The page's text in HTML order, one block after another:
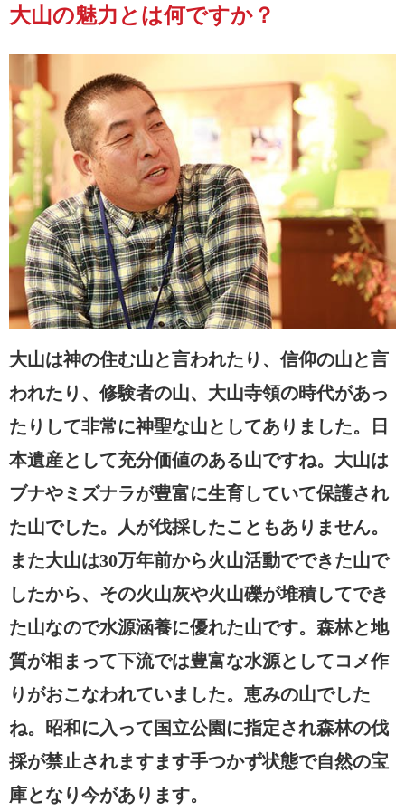
大山の魅力とは何ですか？
大山は神の住む山と言われたり、信仰の山と言
われたり、修験者の山、大山寺領の時代があっ
たりして非常に神聖な山としてありました。日
本遺産として充分価値のある山ですね。大山は
ブナやミズナラが豊富に生育していて保護され
た山でした。人が伐採したこともありません。
また大山は30万年前から火山活動でできた山で
したから、その火山灰や火山礫が堆積してでき
た山なので水源涵養に優れた山です。森林と地
質が相まって下流では豊富な水源としてコメ作
りがおこなわれていました。恵みの山でした
ね。昭和に入って国立公園に指定され森林の伐
採が禁止されますます手つかず状態で自然の宝
庫となり今があります。